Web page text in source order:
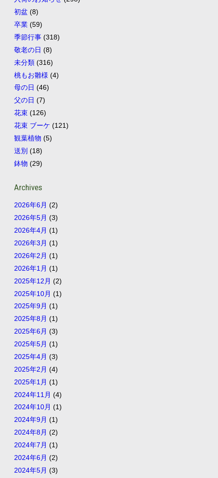
初盆 (8)
卒業(59)
季節行事(318)
敬老の日 (8)
未分類(316)
桃もお雛様 (4)
母の日 (46)
父の日 (7)
花束(126)
花束 ブーケ (121)
観葉植物 (5)
送別 (18)
鉢物 (29)
Archives
2026年6月 (2)
2026年5月 (3)
2026年4月 (1)
2026年3月 (1)
2026年2月 (1)
2026年1月 (1)
2025年12月 (2)
2025年10月 (1)
2025年9月 (1)
2025年8月 (1)
2025年6月 (3)
2025年5月 (1)
2025年4月 (3)
2025年2月 (4)
2025年1月 (1)
2024年11月 (4)
2024年10月 (1)
2024年9月 (1)
2024年8月 (2)
2024年7月 (1)
2024年6月 (2)
2024年5月 (3)